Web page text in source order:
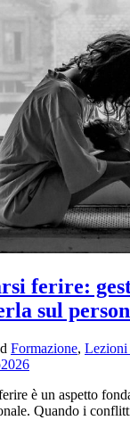
ferire:
sul
Formazione, Lezioni
è un aspetto
Quando i